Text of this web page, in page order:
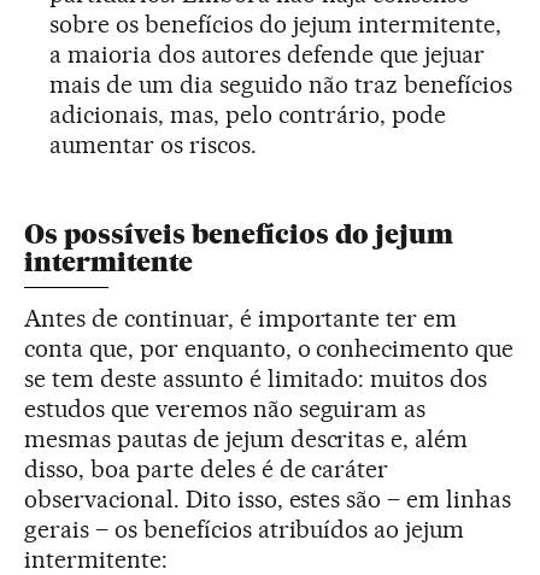
sobre os benefícios do jejum intermitente,
a maioria dos autores defende que jejuar
mais de um dia seguido não traz benefícios
adicionais, mas, pelo contrário, pode
aumentar os riscos.
Os possíveis benefícios do jejum
intermitente
Antes de continuar, é importante ter em
conta que, por enquanto, o conhecimento que
se tem deste assunto é limitado: muitos dos
estudos que veremos não seguiram as
mesmas pautas de jejum descritas e, além
disso, boa parte deles é de caráter
observacional. Dito isso, estes são – em linhas
gerais – os benefícios atribuídos ao jejum
intermitente: